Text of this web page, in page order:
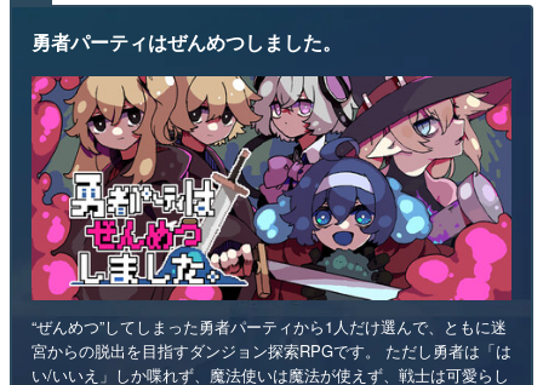
勇者パーティはぜんめつしました。
“ぜんめつ”してしまった勇者パーティから1人だけ選んで、ともに迷
宮からの脱出を目指すダンジョン探索RPGです。 ただし勇者は「は
い/いいえ」しか喋れず、魔法使いは魔法が使えず、戦士は可愛らし